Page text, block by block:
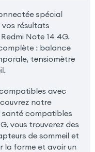
spécial
résultats
Note 14 4G.
: balance
tensiomètre
avec
notre
compatibles
vous trouverez des
de sommeil et
la forme et avoir un